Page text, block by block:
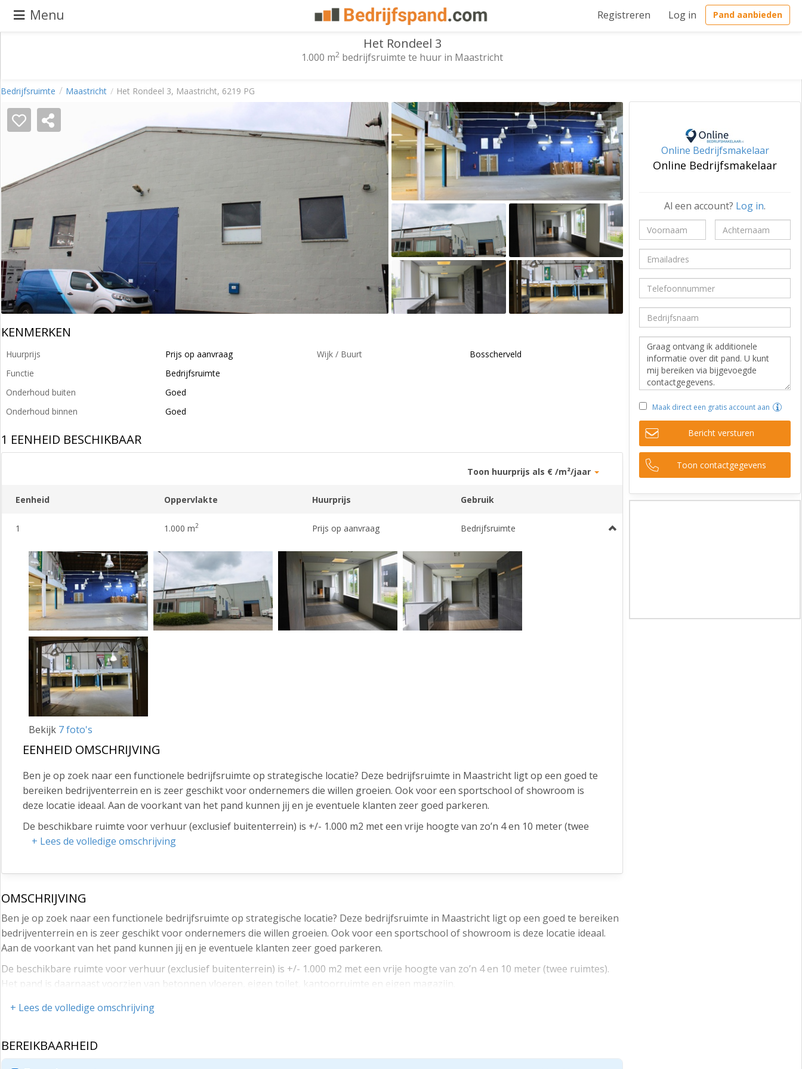
Menu Registreren Log in Pand aanbieden
aanbieden
Pand
zoeken
Waarom
adverteren
Blog
Registreren
Login
Bedrijfsruimte Maastricht Het Rondeel 3, Maastricht, 6219 PG
Het Rondeel 3
1.000 m2 bedrijfsruimte te huur in Maastricht
KENMERKEN
Huurprijs
Prijs op aanvraag
Functie
Bedrijfsruimte
Onderhoud buiten
Goed
Onderhoud binnen
Goed
Wijk / Buurt Bosscherveld
1 EENHEID BESCHIKBAAR
Toon huurprijs als € /m²/jaar
Eenheid Oppervlakte Huurprijs Gebruik
1 1.000 m2 Prijs op aanvraag Bedrijfsruimte
Bekijk 7 foto's
EENHEID OMSCHRIJVING
Ben je op zoek naar een functionele bedrijfsruimte op strategische locatie? Deze bedrijfsruimte in Maastricht ligt op een goed te
bereiken bedrijventerrein en is zeer geschikt voor ondernemers die willen groeien. Ook voor een sportschool of showroom is
deze locatie ideaal. Aan de voorkant van het pand kunnen jij en je eventuele klanten zeer goed parkeren.
De beschikbare ruimte voor verhuur (exclusief buitenterrein) is +/- 1.000 m2 met een vrije hoogte van zo’n 4 en 10 meter (twee
ruimtes). Het pand is daarnaast voorzien van betonnen vloeren, eigen toilet, kantoorruimte en eigen magazijn.
lopen ben je bij de bushalte die je naar het station brengt.
Kortom, zoek je een commerciële locatie in Maastricht voor jouw bedrijf? Dan komen wij graag met je in contact.
Huurcondities:
Huurprijs bedraagt: ruimte 1. +/- 600 m2 60,- euro per m2 per jaar = (3.000,- euro per maand exclusief btw). Ruimte 2. +/- 400 m2
50,- euro per m2 per jaar = (1.666,67 euro per maand exclusief btw).
Huurtermijn: minimaal 1 jaar
Wederzijdse opzegtermijn: 3 maanden
Huurindexering: jaarlijks overeenkomstig het maand prijsindexcijfer volgens het consumentenprijsindexcijfer (CPI) reeks CPI alle
+ Lees de volledige omschrijving
OMSCHRIJVING
Ben je op zoek naar een functionele bedrijfsruimte op strategische locatie? Deze bedrijfsruimte in Maastricht ligt op een goed te bereiken
bedrijventerrein en is zeer geschikt voor ondernemers die willen groeien. Ook voor een sportschool of showroom is deze locatie ideaal.
Aan de voorkant van het pand kunnen jij en je eventuele klanten zeer goed parkeren.
De beschikbare ruimte voor verhuur (exclusief buitenterrein) is +/- 1.000 m2 met een vrije hoogte van zo’n 4 en 10 meter (twee ruimtes).
Het pand is daarnaast voorzien van betonnen vloeren, eigen toilet, kantoorruimte en eigen magazijn.
De N278 en A2 liggen vlakbij waardoor je binnen no time onderFweg kunt zijn naar je partners en klanten. Met twee minuten lopen ben je
Kortom, zoek je een commerciële locatie in Maastricht voor jouw bedrijf? Dan komen wij graag met je in contact.
Huurcondities:
+ Lees de volledige omschrijving
BEREIKBAARHEID
Online Bedrijfsmakelaar
Online Bedrijfsmakelaar
Al een account? Log in.
Maak direct een gratis account aan
Bericht versturen
Toon contactgegevens